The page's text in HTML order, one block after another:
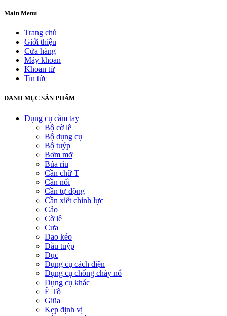
Main Menu
Trang chủ
Giới thiệu
Cửa hàng
Máy khoan
Khoan từ
Tin tức
DANH MỤC SẢN PHẨM
Dụng cụ cầm tay
Bộ cờ lê
Bộ dụng cụ
Bộ tuýp
Bơm mỡ
Búa rìu
Cần chữ T
Cần nối
Cần tự động
Cần xiết chỉnh lực
Cảo
Cờ lê
Cưa
Dao kéo
Đầu tuýp
Đục
Dụng cụ cách điện
Dụng cụ chống cháy nổ
Dụng cụ khác
Ê Tô
Giũa
Kẹp định vị